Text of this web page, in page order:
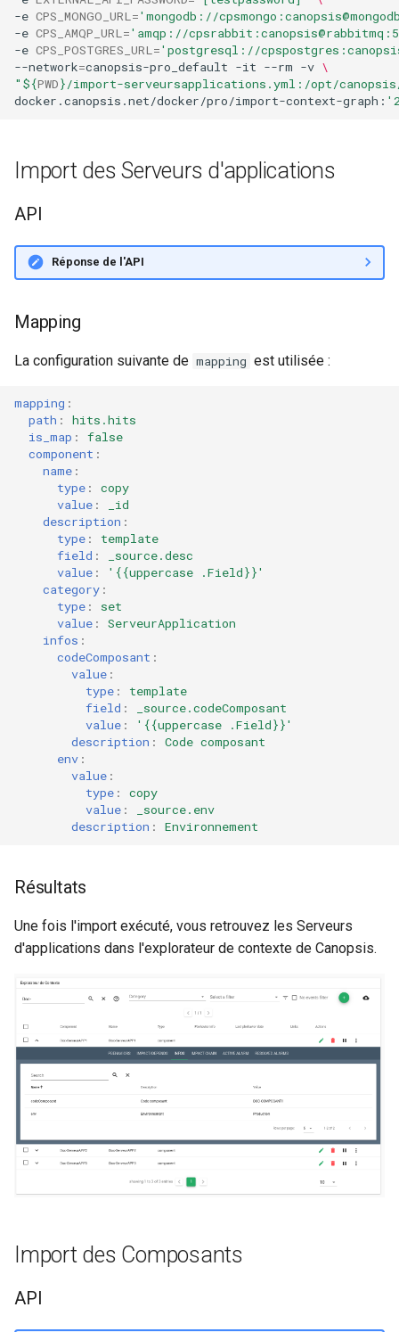
r
h
Gestion fixtures
webhook dans le webhook
suivant
Utilisateurs
-e CPS_MONGO_URL='mongodb://
-e CPS_AMQP_URL='amqp://
-e CPS_POSTGRES_URL='postgresql://
--network=canopsis-pro_default -it --rm -v \
" ${PWD}/import-serveursapplications.yml:/opt/
docker.canopsis.net/docker/pro/import-context-graph:
Import des Serveurs d'applications
API
Réponse de l'API
Mapping
La configuration suivante de mapping est utilisée :
mapping :
path :
hits.hits
is_map :
false
component :
name :
type :
copy
value :
_id
description :
type :
template
field :
_source.desc
value : '{{uppercase
.Field}}'
category :
type :
set
value :
ServeurApplication
infos :
codeComposant :
value :
type :
template
field :
_source.codeComposant
value : '{{uppercase
.Field}}'
description :
Code composant
env :
value :
type :
copy
value :
_source.env
description : Environnement
Résultats
Une fois l'import exécuté, vous retrouvez les Serveurs
d'applications dans l'explorateur de contexte de Canopsis.
Import des Composants
API